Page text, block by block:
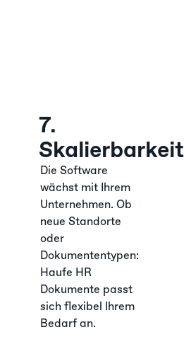
7.
Skalierbarkeit
Die Software
wächst mit Ihrem
Unternehmen. Ob
neue Standorte
oder
Dokumententypen:
Haufe HR
Dokumente passt
sich flexibel Ihrem
Bedarf an.